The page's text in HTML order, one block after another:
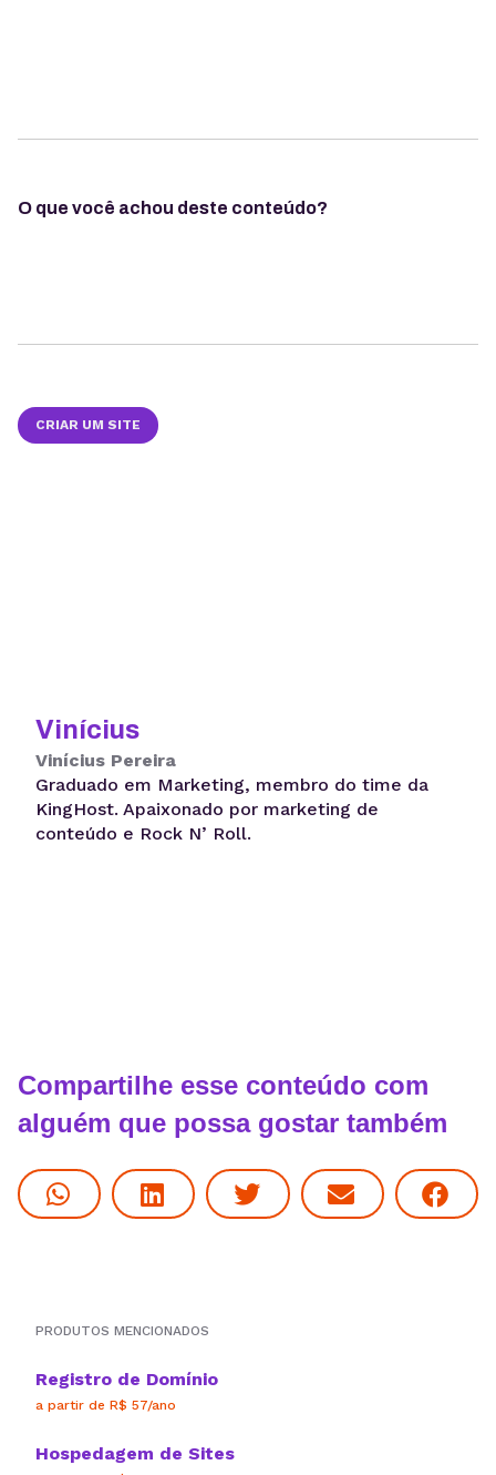
O que você achou deste conteúdo?
CRIAR UM SITE
Vinícius
Vinícius Pereira
Graduado em Marketing, membro do time da
KingHost. Apaixonado por marketing de
conteúdo e Rock N’ Roll.
Compartilhe esse conteúdo com
alguém que possa gostar também
PRODUTOS MENCIONADOS
Registro de Domínio
a partir de R$ 57/ano
Hospedagem de Sites